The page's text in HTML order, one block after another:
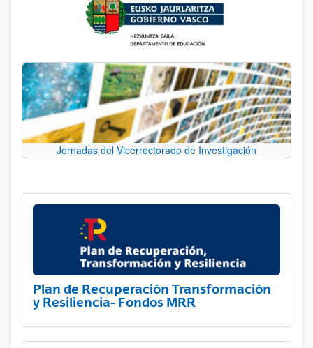
Jornadas del Vicerrectorado de Investigación
Plan de Recuperación Transformación
y Resiliencia- Fondos MRR